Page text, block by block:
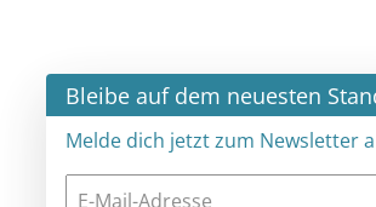
Bleibe auf dem neuesten Stand ×
Melde dich jetzt zum Newsletter an: